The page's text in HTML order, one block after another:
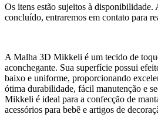
Os itens estão sujeitos à
concluído, entraremos em contato para
A Malha 3D Mikkeli é um tecido de
aconchegante. Sua superfície possui
baixo e uniforme, proporcionando
ótima durabilidade, fácil manutenção e
Mikkeli é ideal para a confecção de
acessórios para bebê e artigos de